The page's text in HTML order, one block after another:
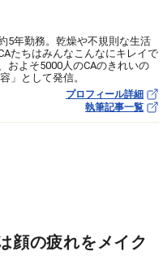
5年勤務。乾燥や不規則な生活
たちはみんなこんなにキレイで
およそ5000人のCAのきれいの
」として発信。
プロフィール詳細
執筆記事一覧
顔の疲れをメイク